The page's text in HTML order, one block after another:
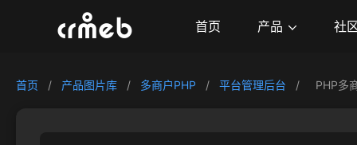
首页 产品 社
首页 / 产品图片库 / 多商户PHP / 平台管理后台 / PHP多